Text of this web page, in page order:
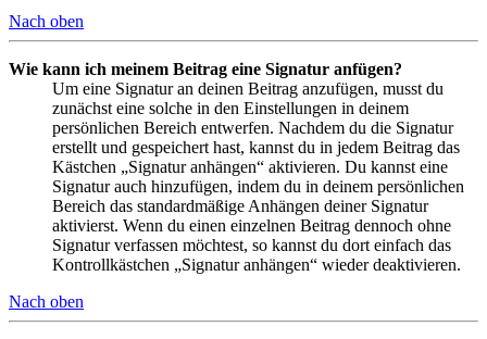
Nach oben
Wie kann ich meinem Beitrag eine Signatur anfügen?
Um eine Signatur an deinen Beitrag anzufügen, musst du
zunächst eine solche in den Einstellungen in deinem
persönlichen Bereich entwerfen. Nachdem du die Signatur
erstellt und gespeichert hast, kannst du in jedem Beitrag das
Kästchen „Signatur anhängen“ aktivieren. Du kannst eine
Signatur auch hinzufügen, indem du in deinem persönlichen
Bereich das standardmäßige Anhängen deiner Signatur
aktivierst. Wenn du einen einzelnen Beitrag dennoch ohne
Signatur verfassen möchtest, so kannst du dort einfach das
Kontrollkästchen „Signatur anhängen“ wieder deaktivieren.
Nach oben